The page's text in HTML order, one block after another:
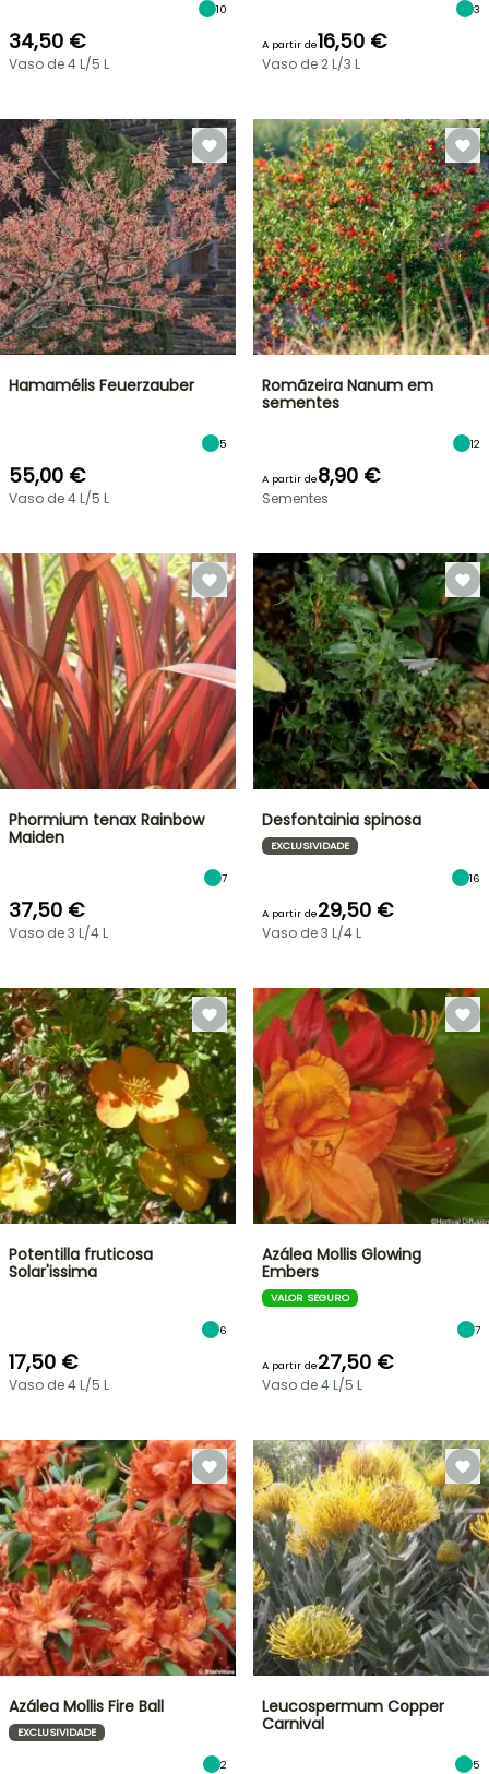
10
34,50 €
Vaso de 4 L/5 L
3
A partir de16,50 €
Vaso de 2 L/3 L
Hamamélis Feuerzauber
5
55,00 €
Vaso de 4 L/5 L
Romãzeira Nanum em
sementes
12
A partir de8,90 €
Sementes
Phormium tenax Rainbow
Maiden
7
37,50 €
Vaso de 3 L/4 L
Desfontainia spinosa
EXCLUSIVIDADE
16
A partir de29,50 €
Vaso de 3 L/4 L
Potentilla fruticosa
Solar'issima
6
17,50 €
Vaso de 4 L/5 L
Azálea Mollis Glowing
Embers
VALOR SEGURO
7
A partir de27,50 €
Vaso de 4 L/5 L
Azálea Mollis Fire Ball
EXCLUSIVIDADE
2
Leucospermum Copper
Carnival
5